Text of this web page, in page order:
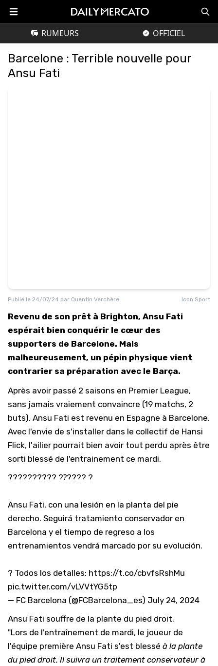
RUMEURS OFFICIEL
Barcelone : Terrible nouvelle pour
Ansu Fati
Publié le 24/07/24 par Quentin Verchère Icon Sport
Revenu de son prêt à Brighton, Ansu Fati
espérait bien conquérir le cœur des
supporters de Barcelone. Mais
malheureusement, un pépin physique vient
contrarier sa préparation avec le Barça.
Après avoir passé 2 saisons en Premier League,
sans jamais vraiement convaincre (19 matchs, 2
buts), Ansu Fati est revenu en Espagne à Barcelone.
Avec l'envie de s'installer dans le collectif de Hansi
Flick, l'ailier pourrait bien avoir tout perdu après être
sorti blessé de l'entrainement ce mardi.
?????????? ??́???? ?
Ansu Fati, con una lesión en la planta del pie
derecho. Seguirá tratamiento conservador en
Barcelona y el tiempo de regreso a los
entrenamientos vendrá marcado por su evolución.
? Todos los detalles: https://t.co/cbvfsRshMu
pic.twitter.com/vLVVtYG5tp
— FC Barcelona (@FCBarcelona_es) July 24, 2024
Ansu Fati souffre de la plante du pied droit.
"Lors de l'entraînement de mardi, le joueur de
l'équipe première Ansu Fati s'est blessé à la plante
du pied droit. Il suivra un traitement conservateur à